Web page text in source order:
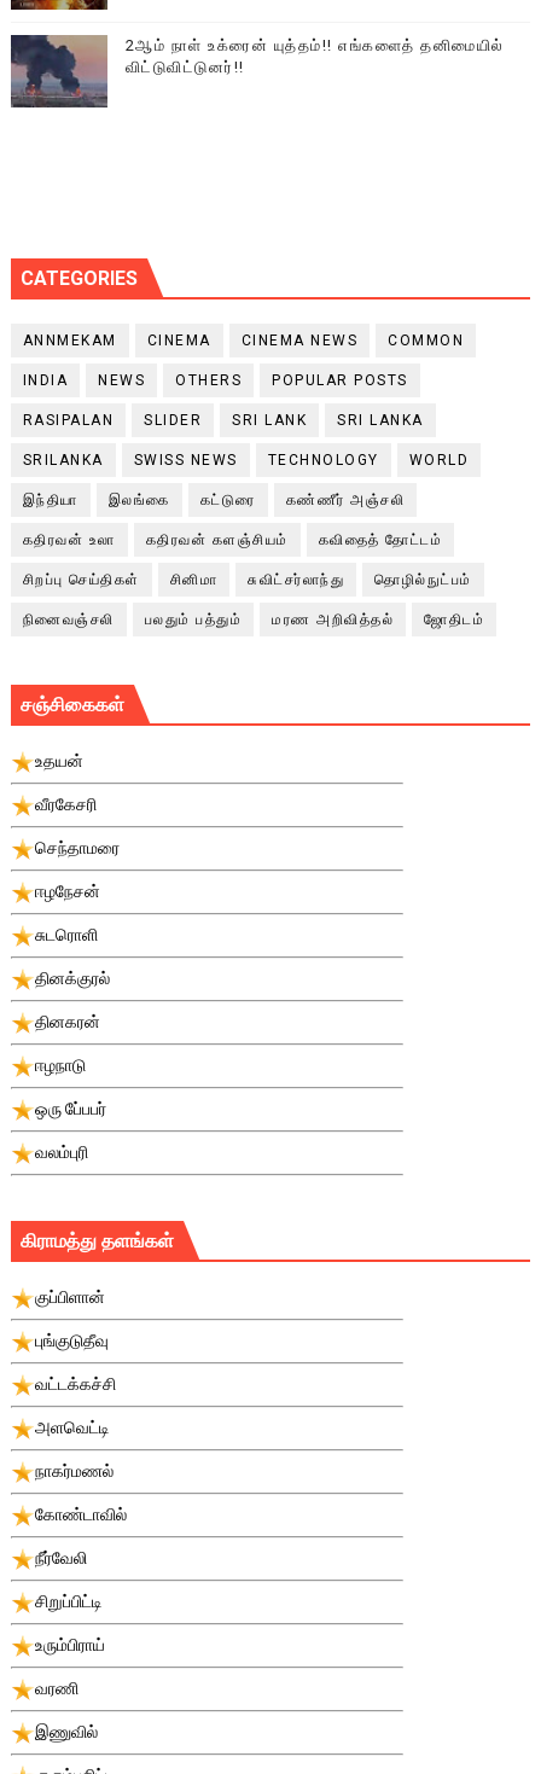
2ஆம் நாள் உக்ரைன் யுத்தம்!! எங்களைத் தனிமையில்
விட்டுவிட்டுனர்!!
CATEGORIES
ANNMEKAM CINEMA CINEMA NEWS COMMON
INDIA NEWS OTHERS POPULAR POSTS
RASIPALAN SLIDER SRI LANK SRI LANKA
SRILANKA SWISS NEWS TECHNOLOGY WORLD
இந்தியா இலங்கை கட்டுரை கண்ணீர் அஞ்சலி
கதிரவன் உலா கதிரவன் களஞ்சியம் கவிதைத் தோட்டம்
சிறப்பு செய்திகள் சினிமா சுவிட்சர்லாந்து தொழில்நுட்பம்
நினைவஞ்சலி பலதும் பத்தும் மரண அறிவித்தல் ஜோதிடம்
சஞ்சிகைகள்
உதயன்
வீரகேசரி
செந்தாமரை
ஈழநேசன்
சுடரொளி
தினக்குரல்
தினகரன்
ஈழநாடு
ஒரு பே்பபர்
வலம்புரி
கிராமத்து தளங்கள்
குப்பிளான்
புங்குடுதீவு
வட்டக்கச்சி
அளவெட்டி
நாகர்மணல்
கோண்டாவில்
நீர்வேலி
சிறுப்பிட்டி
உரும்பிராய்
வரணி
இணுவில்